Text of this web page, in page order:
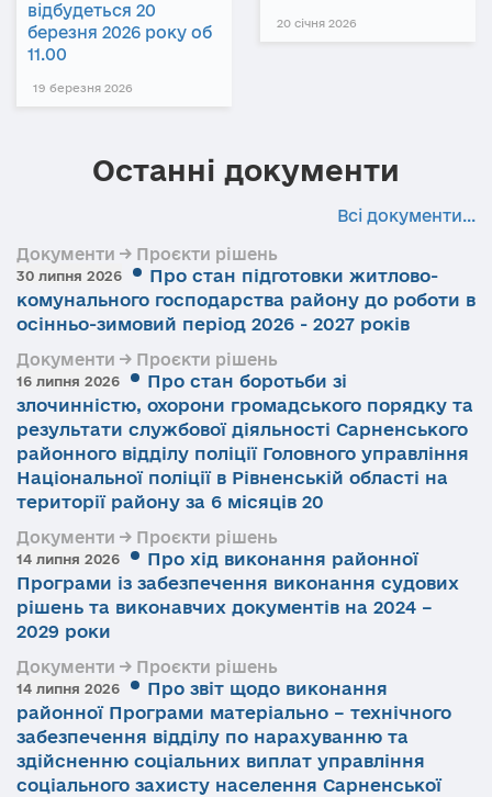
відбудеться 20
березня 2026 року об
11.00
19 березня 2026
20 січня 2026
Останні документи
Всі документи...
Документи → Проєкти рішень
30 липня 2026
Про стан підготовки житлово-
комунального господарства району до роботи в
осінньо-зимовий період 2026 - 2027 років
Документи → Проєкти рішень
16 липня 2026
Про стан боротьби зі
злочинністю, охорони громадського порядку та
результати службової діяльності Сарненського
районного відділу поліції Головного управління
Національної поліції в Рівненській області на
території району за 6 місяців 20
Документи → Проєкти рішень
14 липня 2026
Про хід виконання районної
Програми із забезпечення виконання судових
рішень та виконавчих документів на 2024 –
2029 роки
Документи → Проєкти рішень
14 липня 2026
Про звіт щодо виконання
районної Програми матеріально – технічного
забезпечення відділу по нарахуванню та
здійсненню соціальних виплат управління
соціального захисту населення Сарненської